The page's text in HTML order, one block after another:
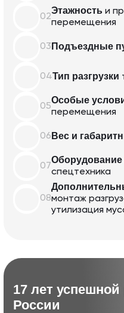
02
Этажность и
перемещения
03 Подъездные
04Тип разгрузки
05
Особые
перемещения
06 Вес и
07
Оборудование
спецтехника
08монтаж
утилизация
17 лет
России